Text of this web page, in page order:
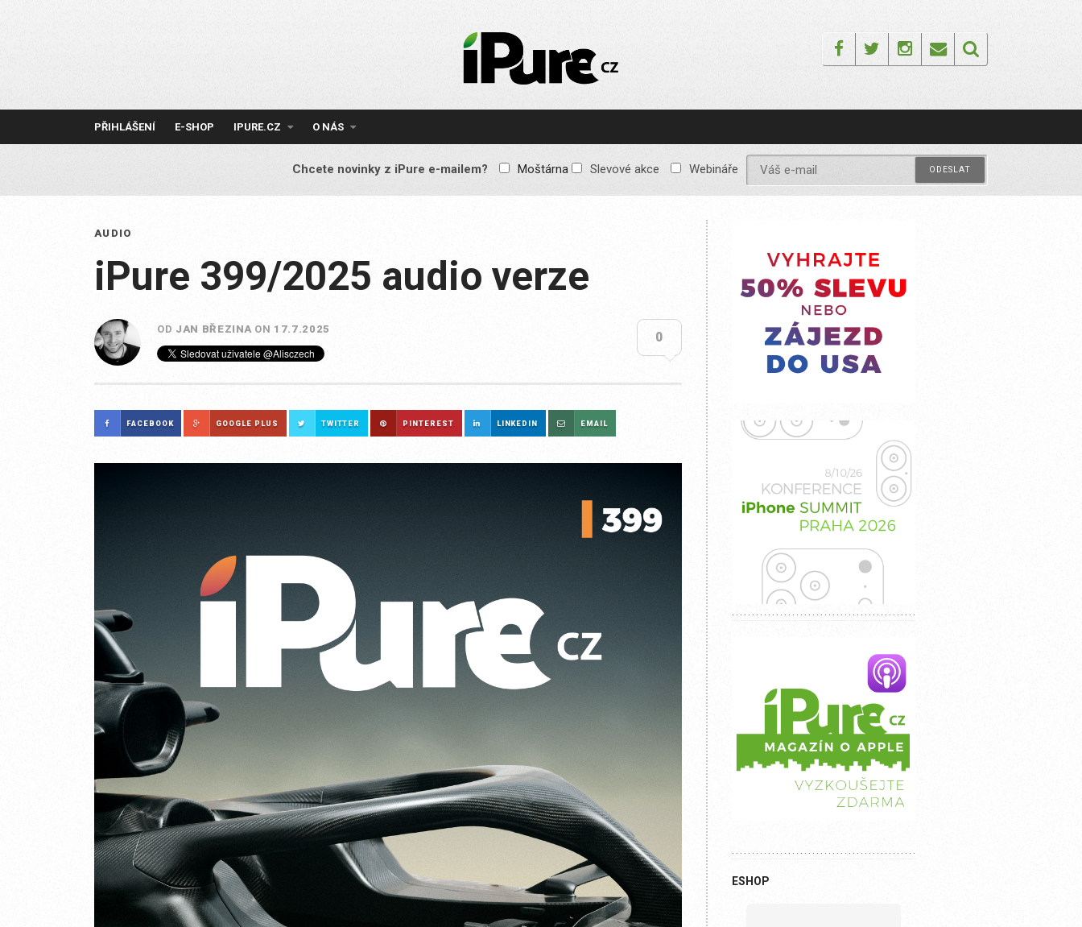
IPURE.CZ
Prémiový Apple e-
reklamy, žádné
obsah pro všechny
FacebookTwitterInstagram
Email
PŘIHLÁŠENÍ E-SHOP IPURE.CZ O NÁS
Chcete novinky z iPure e-mailem? Moštárna Slevové akce Webináře
AUDIO
iPure 399/2025 audio verze
OD JAN BŘEZINA ON 17.7.2025
0
FACEBOOK GOOGLE PLUS TWITTER PINTEREST LINKEDIN EMAIL
ESHOP